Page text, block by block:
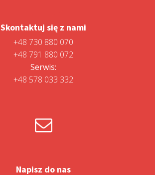
Skontaktuj się z nami
+48 730 880 070
+48 791 880 072
Serwis:
+48 578 033 332
Napisz do nas